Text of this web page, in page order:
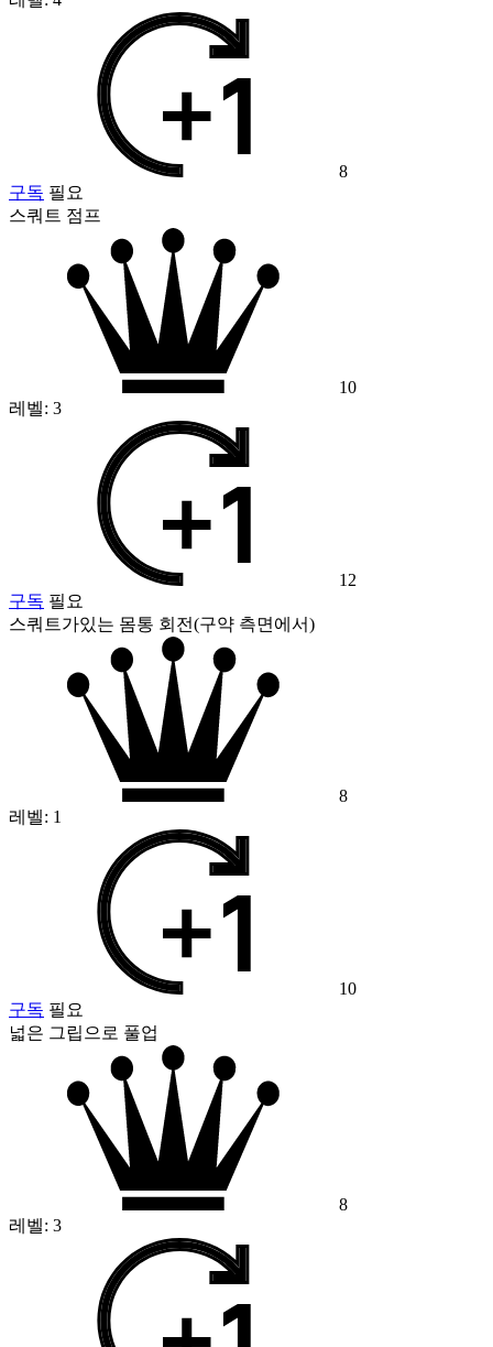
8
구독 필요
스쿼트 점프
10
레벨: 3
12
구독 필요
스쿼트가있는 몸통 회전(구약 측면에서)
8
레벨: 1
10
구독 필요
넓은 그립으로 풀업
8
레벨: 3